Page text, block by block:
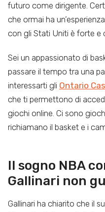
futuro come dirigente.
che ormai ha
con gli Stati Uniti è forte e
Sei un appassionato di
passare il tempo tra una
interessarti gli Ontario
che ti permettono di
giochi online. Ci sono
richiamano il basket e i
Il sogno NBA
Gallinari non
Gallinari ha chiarito che il